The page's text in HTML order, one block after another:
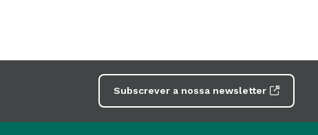
Subscrever a nossa newsletter